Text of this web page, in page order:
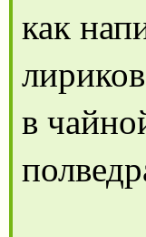
как
в